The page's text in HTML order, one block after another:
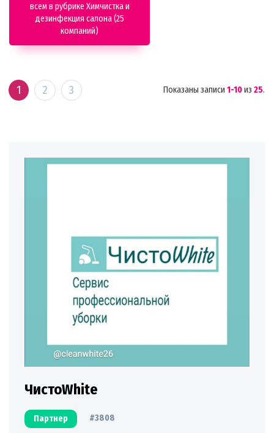
всем в рубрике Химчистка и
дезинфекция салона (25
компаний)
1 2 3 Показаны записи 1-10из 25.
ЧистоWhite
Партнер #3808